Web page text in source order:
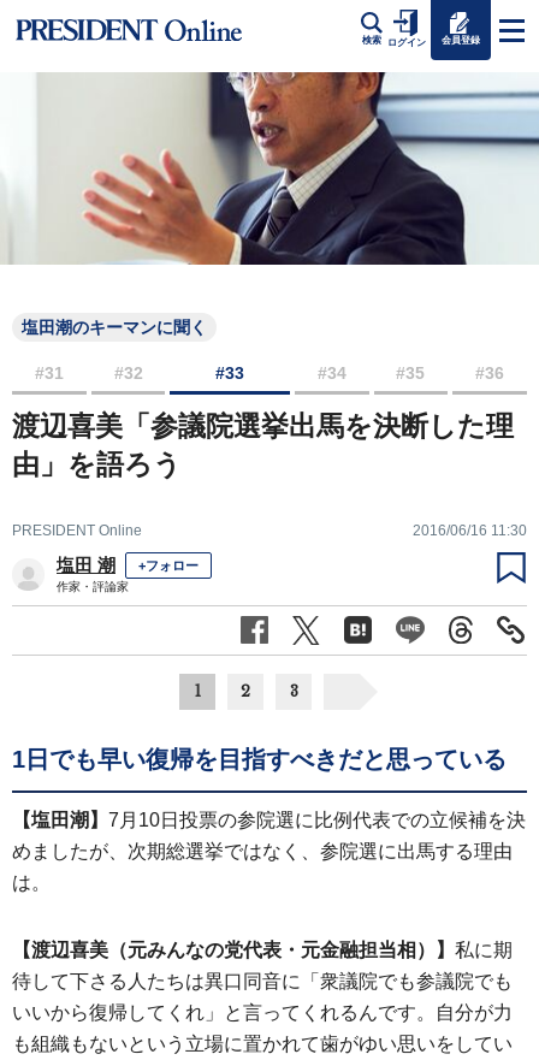
検索 ログイン 会員登録
塩田潮のキーマンに聞く
#31 #32 #33 #34 #35 #36
渡辺喜美「参議院選挙出馬を決断した理
由」を語ろう
PRESIDENT Online 2016/06/16 11:30
塩田 潮 +フォロー
作家・評論家
1 2 3
1日でも早い復帰を目指すべきだと思っている
【塩田潮】 7月10日投票の参院選に比例代表での立候補を決
めましたが、次期総選挙ではなく、参院選に出馬する理由
は。
【渡辺喜美（元みんなの党代表・元金融担当相）】 私に期
待して下さる人たちは異口同音に「衆議院でも参議院でも
いいから復帰してくれ」と言ってくれるんです。自分が力
も組織もないという立場に置かれて歯がゆい思いをしてい